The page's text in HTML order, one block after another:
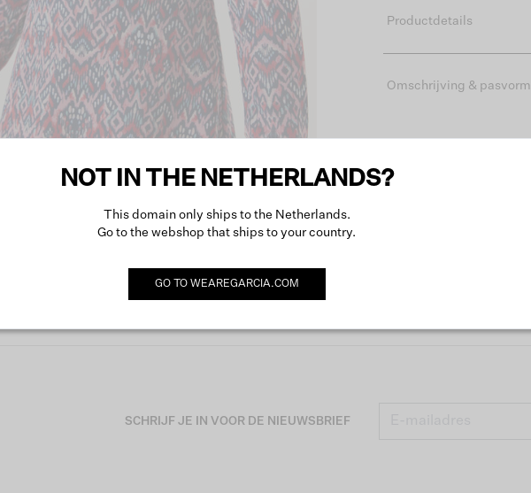
Productdetails
Omschrijving & pasvorm
SCHRIJF JE IN VOOR DE NIEUWSBRIEF
NOT IN THE NETHERLANDS?
This domain only ships to the Netherlands.
Go to the webshop that ships to your country.
GO TO WEAREGARCIA.COM